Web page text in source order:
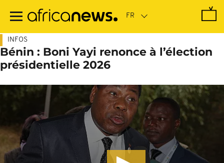
contenu
INFOS
Bénin : Boni Yayi renonce à l’élection
présidentielle 2026